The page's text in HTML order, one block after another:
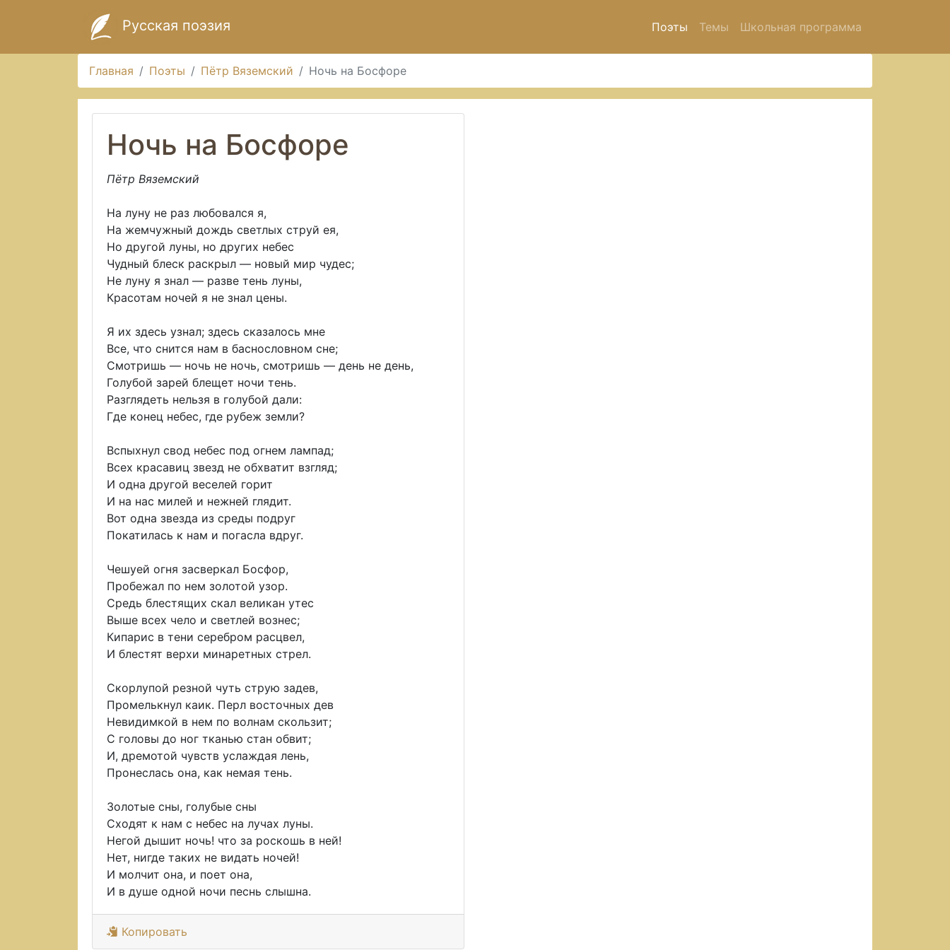
Русская поэзия Поэты Темы Школьная программа
Главная Поэты Пётр Вяземский Ночь на Босфоре
Ночь на Босфоре
Пётр Вяземский
На луну не раз любовался я,
На жемчужный дождь светлых струй ея,
Но другой луны, но других небес
Чудный блеск раскрыл — новый мир чудес;
Не луну я знал — разве тень луны,
Красотам ночей я не знал цены.
Я их здесь узнал; здесь сказалось мне
Все, что снится нам в баснословном сне;
Смотришь — ночь не ночь, смотришь — день не день,
Голубой зарей блещет ночи тень.
Разглядеть нельзя в голубой дали:
Где конец небес, где рубеж земли?
Вспыхнул свод небес под огнем лампад;
Всех красавиц звезд не обхватит взгляд;
И одна другой веселей горит
И на нас милей и нежней глядит.
Вот одна звезда из среды подруг
Покатилась к нам и погасла вдруг.
Чешуей огня засверкал Босфор,
Пробежал по нем золотой узор.
Средь блестящих скал великан утес
Выше всех чело и светлей вознес;
Кипарис в тени серебром расцвел,
И блестят верхи минаретных стрел.
Скорлупой резной чуть струю задев,
Промелькнул каик. Перл восточных дев
Невидимкой в нем по волнам скользит;
С головы до ног тканью стан обвит;
И, дремотой чувств услаждая лень,
Пронеслась она, как немая тень.
Золотые сны, голубые сны
Сходят к нам с небес на лучах луны.
Негой дышит ночь! что за роскошь в ней!
Нет, нигде таких не видать ночей!
И молчит она, и поет она,
И в душе одной ночи песнь слышна.
Копировать